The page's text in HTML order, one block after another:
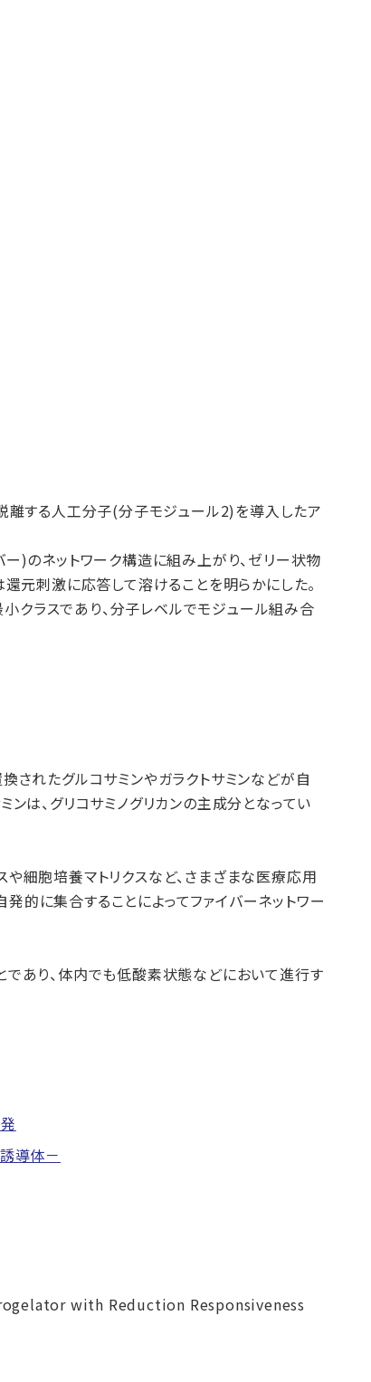
離する人工分子(分子モジュール2)を導入したア
)のネットワーク構造に組み上がり、ゼリー状物
元刺激に応答して溶けることを明らかにした。
クラスであり、分子レベルでモジュール組み合
されたグルコサミンやガラクトサミンなどが自
は、グリコサミノグリカンの主成分となってい
細胞培養マトリクスなど、さまざまな医療応用
的に集合することによってファイバーネットワー
であり、体内でも低酸素状態などにおいて進行す
導体－
with Reduction Responsiveness